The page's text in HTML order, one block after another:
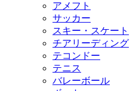
アメフト
サッカー
スキー・スケート
チアリーディング
テコンドー
テニス
バレーボール